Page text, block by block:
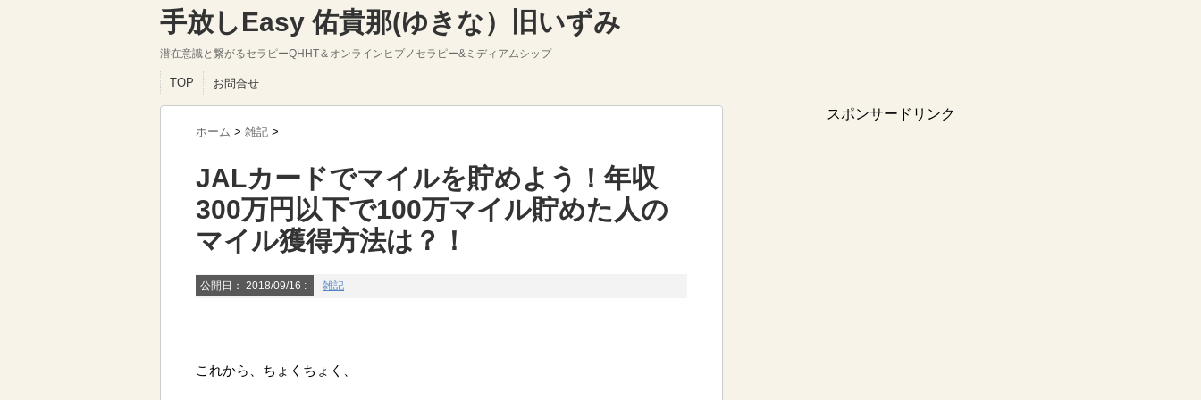
手放しEasy 佑貴那(ゆきな）旧いずみ
潜在意識と繋がるセラピーQHHT＆オンラインヒプノセラピー&ミディアムシップ
TOP お問合せ
ホーム > 雑記 >
JALカードでマイルを貯めよう！年収
300万円以下で100万マイル貯めた人の
マイル獲得方法は？！
公開日： 2018/09/16 : 雑記
これから、ちょくちょく、
スポンサードリンク